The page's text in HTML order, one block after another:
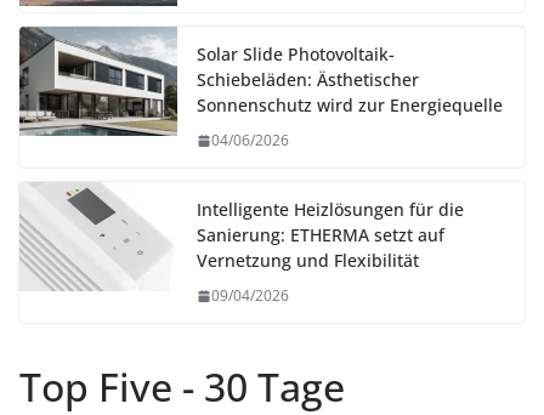
Solar Slide Photovoltaik-
Schiebeläden: Ästhetischer
Sonnenschutz wird zur Energiequelle
04/06/2026
Intelligente Heizlösungen für die
Sanierung: ETHERMA setzt auf
Vernetzung und Flexibilität
09/04/2026
Top Five - 30 Tage